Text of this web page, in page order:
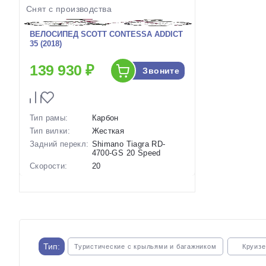
Снят с производства
ВЕЛОСИПЕД SCOTT CONTESSA ADDICT
35 (2018)
139 930 ₽ Звоните
Тип рамы:
Карбон
Тип вилки:
Жесткая
Задний перекл: Shimano Tiagra RD-
4700-GS 20 Speed
Скорости:
20
Тип: Туристические с крыльями и багажником